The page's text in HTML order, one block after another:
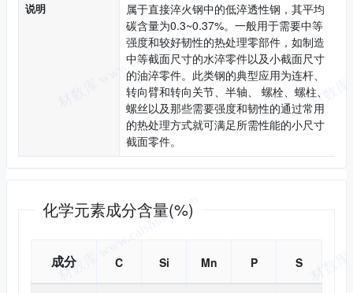
说明
属于直接淬火钢中的低淬透性钢，其平均
碳含量为0.3~0.37%。一般用于需要中等
强度和较好韧性的热处理零部件，如制造
中等截面尺寸的水淬零件以及小截面尺寸
的油淬零件。此类钢的典型应用为连杆、
转向臂和转向关节、半轴、 螺栓、螺柱、
螺丝以及那些需要强度和韧性的通过常用
的热处理方式就可满足所需性能的小尺寸
截面零件。
化学成分化学元素成分含量(%)
成分 C Si Mn P S